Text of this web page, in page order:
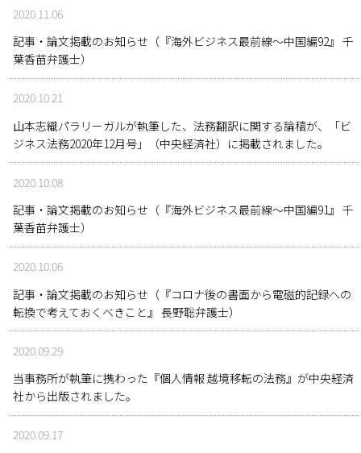
2020.11.06
記事・論文掲載のお知らせ（『海外ビジネス最前線～中国編92』 千
葉香苗弁護士）
2020.10.21
山本志織パラリーガルが執筆した、法務翻訳に関する論稿が、「ビ
ジネス法務2020年12月号」（中央経済社）に掲載されました。
2020.10.08
記事・論文掲載のお知らせ（『海外ビジネス最前線～中国編91』 千
葉香苗弁護士）
2020.10.06
記事・論文掲載のお知らせ（『コロナ後の書面から電磁的記録への
転換で考えておくべきこと』 長野聡弁護士）
2020.09.29
当事務所が執筆に携わった『個人情報 越境移転の法務』が中央経済
社から出版されました。
2020.09.17